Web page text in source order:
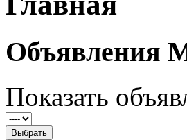
Объявления
Показать